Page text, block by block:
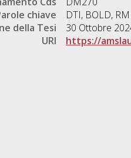
chiave
DTI, BOLD,
della Tesi
30 Ottobre
URI
https://